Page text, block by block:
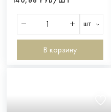
шт
В корзину